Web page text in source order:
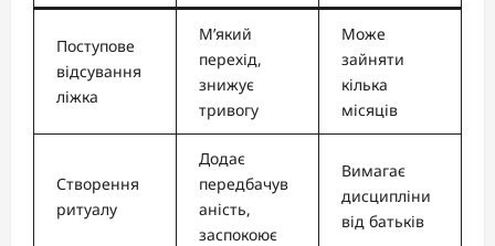
Поступове
відсування
ліжка
М’який
перехід,
знижує
тривогу
Може
зайняти
кілька
місяців
Створення
ритуалу
Додає
передбачув
аність,
заспокоює
Вимагає
дисципліни
від батьків